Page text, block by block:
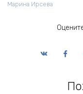
Марина Ирсева